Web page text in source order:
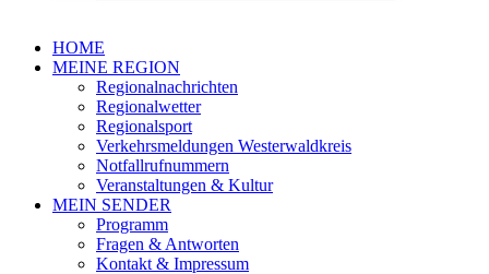
HOME
MEINE REGION
Regionalnachrichten
Regionalwetter
Regionalsport
Verkehrsmeldungen Westerwaldkreis
Notfallrufnummern
Veranstaltungen & Kultur
MEIN SENDER
Programm
Fragen & Antworten
Kontakt & Impressum